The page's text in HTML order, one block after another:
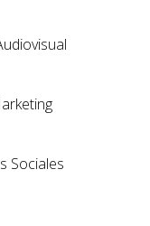
Sociales